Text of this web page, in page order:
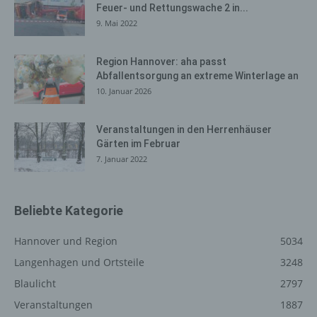
Feuer- und Rettungswache 2 in...
9. Mai 2022
Region Hannover: aha passt
Abfallentsorgung an extreme Winterlage an
10. Januar 2026
Veranstaltungen in den Herrenhäuser
Gärten im Februar
7. Januar 2022
Beliebte Kategorie
Hannover und Region
5034
Langenhagen und Ortsteile
3248
Blaulicht
2797
Veranstaltungen
1887
gelöscht werden. Dies ist in allen gängigen
Internetbrowsern möglich. Deaktiviert die betroffene
Internetbrowser, sind unter Umständen nicht alle
Funktionen unserer Internetseite vollumfänglich nutzbar.
und Informationen
Die Internetseite erfasst mit jedem Aufruf der
Internetseite durch eine betroffene Person oder ein
Informationen werden in den Logfiles des Servers
Browsertypen und Versionen, (2) das vom zugreifenden
System verwendete Betriebssystem, (3) die
Internetseite, von welcher ein zugreifendes System auf
die Unterwebseiten, welche über ein zugreifendes